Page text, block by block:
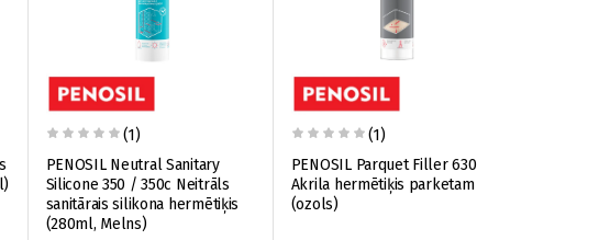
(1)
PENOSIL Neutral Sanitary
Silicone 350 / 350c Neitrāls
sanitārais silikona hermētiķis
(280ml, Melns)
(1)
PENOSIL Parquet Filler 630
Akrila hermētiķis parketam
(ozols)